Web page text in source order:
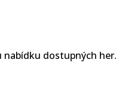
dostupných her.